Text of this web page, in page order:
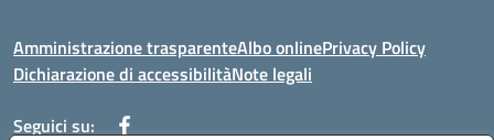
Amministrazione trasparenteAlbo onlinePrivacy Policy
Dichiarazione di accessibilitàNote legali
Seguici su: